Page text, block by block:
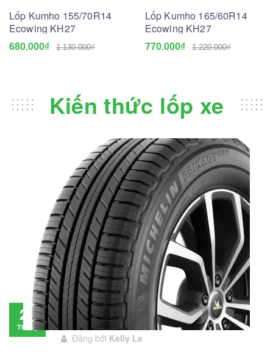
Lốp Kumho 155/70R14
Ecowing KH27
680.000₫ 1.130.000₫
Lốp Kumho 165/60R14
Ecowing KH27
770.000₫ 1.220.000₫
Kiến thức lốp xe
28
Tháng
Đánh giá lốp Michelin Primacy SUV: Đáng
đầu tư không?
Đăng bởi Kelly Le